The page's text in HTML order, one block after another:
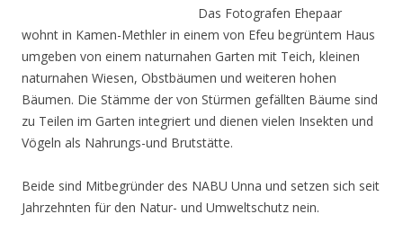
Das Fotografen Ehepaar
wohnt in Kamen-Methler in einem von Efeu begrüntem Haus
umgeben von einem naturnahen Garten mit Teich, kleinen
naturnahen Wiesen, Obstbäumen und weiteren hohen
Bäumen. Die Stämme der von Stürmen gefällten Bäume sind
zu Teilen im Garten integriert und dienen vielen Insekten und
Vögeln als Nahrungs-und Brutstätte.
Beide sind Mitbegründer des NABU Unna und setzen sich seit
Jahrzehnten für den Natur- und Umweltschutz nein.